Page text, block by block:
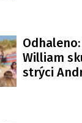
William
strýci